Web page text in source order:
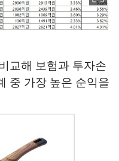
교해 보험과 투자손
중 가장 높은 순익을